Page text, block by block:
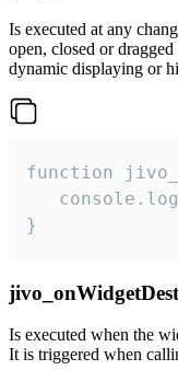
Is executed at any
open, closed or
dynamic displaying or
function
}
Is executed when the
It is triggered when